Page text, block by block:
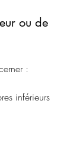
ou de
:
inférieurs